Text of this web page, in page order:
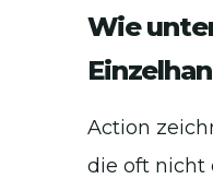
Wie
Action
die oft nicht